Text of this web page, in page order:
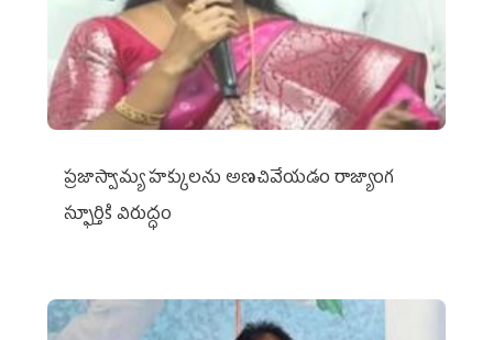
ప్రజాస్వామ్య హక్కులను అణచివేయడం రాజ్యాంగ
స్ఫూర్తికి విరుద్ధం